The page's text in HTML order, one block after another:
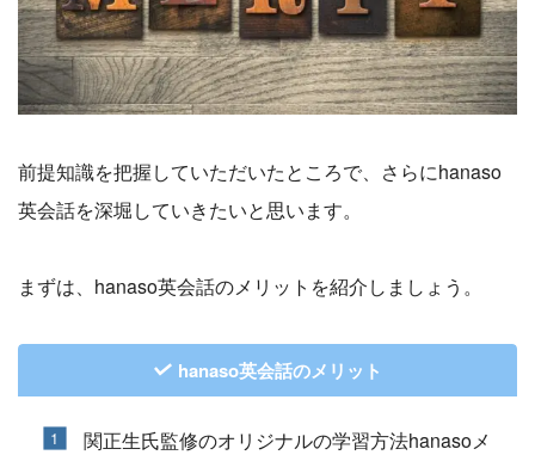
前提知識を把握していただいたところで、さらにhanaso
英会話を深堀していきたいと思います。
まずは、hanaso英会話のメリットを紹介しましょう。
hanaso英会話のメリット
関正生氏監修のオリジナルの学習方法hanasoメ